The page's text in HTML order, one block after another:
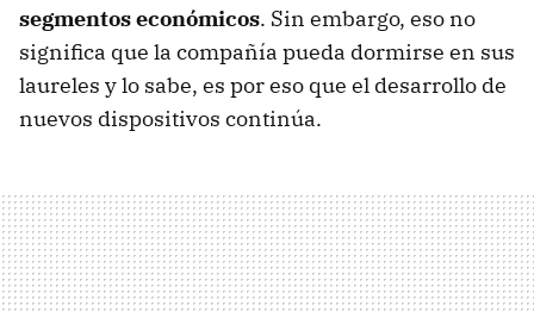
segmentos económicos. Sin embargo, eso no
significa que la compañía pueda dormirse en sus
laureles y lo sabe, es por eso que el desarrollo de
nuevos dispositivos continúa.